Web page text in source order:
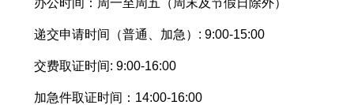
办公时间：周一至周五（周末及节假日除外）
递交申请时间（普通、加急）: 9:00-15:00
交费取证时间: 9:00-16:00
加急件取证时间：14:00-16:00